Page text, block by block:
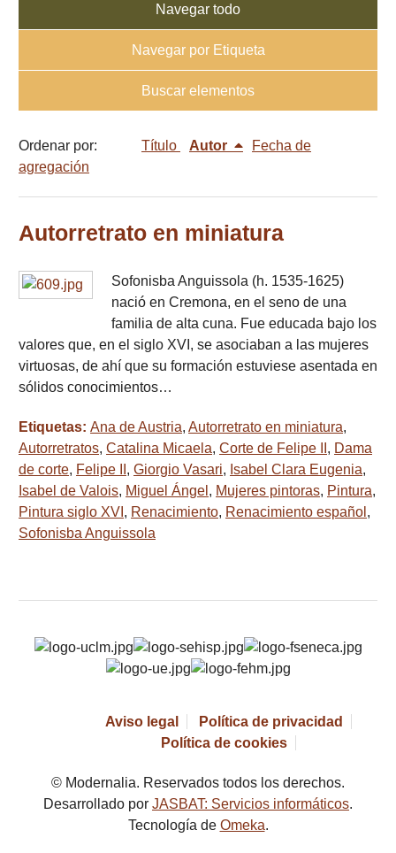
Navegar todo
Navegar por Etiqueta
Buscar elementos
Ordenar por: Título Autor
Fecha de
agregación
Autorretrato en miniatura
Sofonisba Anguissola (h. 1535-1625)
nació en Cremona, en el seno de una
familia de alta cuna. Fue educada bajo los
valores que, en el siglo XVI, se asociaban a las mujeres
virtuosas, de ahí que su formación estuviese asentada en
sólidos conocimientos…
Etiquetas: Ana de Austria, Autorretrato en miniatura,
Autorretratos, Catalina Micaela, Corte de Felipe II , Dama
de corte, Felipe II , Giorgio Vasari, Isabel Clara Eugenia,
Isabel de Valois, Miguel Ángel , Mujeres pintoras, Pintura,
Pintura siglo XVI , Renacimiento, Renacimiento español ,
Sofonisba Anguissola
Aviso legal
Política de privacidad
Política de cookies
© Modernalia. Reservados todos los derechos.
Desarrollado por JASBAT: Servicios informáticos.
Tecnología de Omeka.